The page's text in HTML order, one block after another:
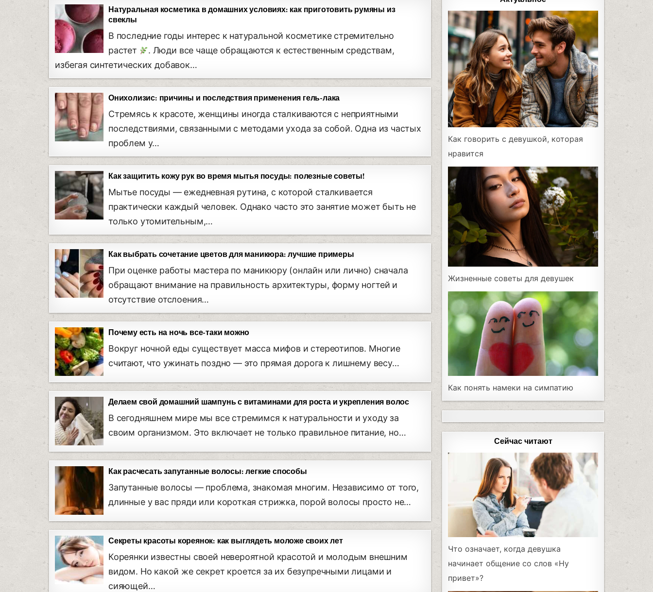
Натуральная косметика в домашних условиях: как приготовить румяны из
свеклы
В последние годы интерес к натуральной косметике стремительно
растет
. Люди все чаще обращаются к естественным средствам,
избегая синтетических добавок…
Онихолизис: причины и последствия применения гель-лака
Стремясь к красоте, женщины иногда сталкиваются с неприятными
последствиями, связанными с методами ухода за собой. Одна из частых
проблем у…
Как защитить кожу рук во время мытья посуды: полезные советы!
Мытье посуды — ежедневная рутина, с которой сталкивается
практически каждый человек. Однако часто это занятие может быть не
только утомительным,…
Как выбрать сочетание цветов для маникюра: лучшие примеры
При оценке работы мастера по маникюру (онлайн или лично) сначала
обращают внимание на правильность архитектуры, форму ногтей и
отсутствие отслоения…
Почему есть на ночь все-таки можно
Вокруг ночной еды существует масса мифов и стереотипов. Многие
считают, что ужинать поздно — это прямая дорога к лишнему весу…
Делаем свой домашний шампунь с витаминами для роста и укрепления волос
В сегодняшнем мире мы все стремимся к натуральности и уходу за
своим организмом. Это включает не только правильное питание, но…
Как расчесать запутанные волосы: легкие способы
Запутанные волосы — проблема, знакомая многим. Независимо от того,
длинные у вас пряди или короткая стрижка, порой волосы просто не…
Секреты красоты кореянок: как выглядеть моложе своих лет
Кореянки известны своей невероятной красотой и молодым внешним
видом. Но какой же секрет кроется за их безупречными лицами и
сияющей…
Как говорить с девушкой, которая
нравится
Жизненные советы для девушек
Как понять намеки на симпатию
Сейчас читают
Что означает, когда девушка
начинает общение со слов «Ну
привет»?